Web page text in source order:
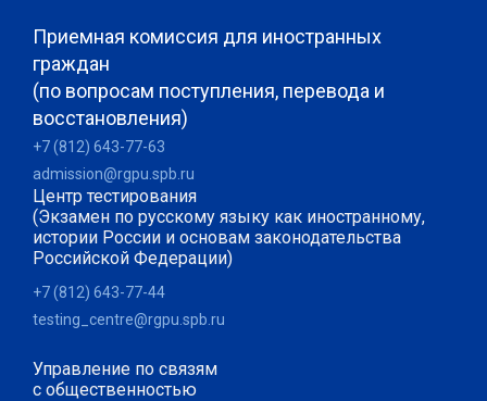
Приемная комиссия для иностранных
граждан
(по вопросам поступления, перевода и
восстановления)
+7 (812) 643-77-63
admission@rgpu.spb.ru
Центр тестирования
(Экзамен по русскому языку как иностранному,
истории России и основам законодательства
Российской Федерации)
+7 (812) 643-77-44
testing_centre@rgpu.spb.ru
Управление по связям
с общественностью